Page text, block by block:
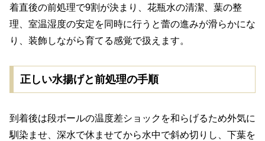
着直後の前処理で9割が決まり、花瓶水の清潔、葉の整
理、室温湿度の安定を同時に行うと蕾の進みが滑らかにな
り、装飾しながら育てる感覚で扱えます。
正しい水揚げと前処理の手順
到着後は段ボールの温度差ショックを和らげるため外気に
馴染ませ、深水で休ませてから水中で斜め切りし、下葉を